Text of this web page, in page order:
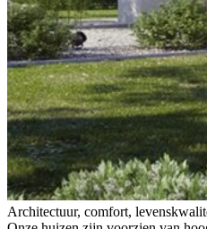
Architectuur, comfort,